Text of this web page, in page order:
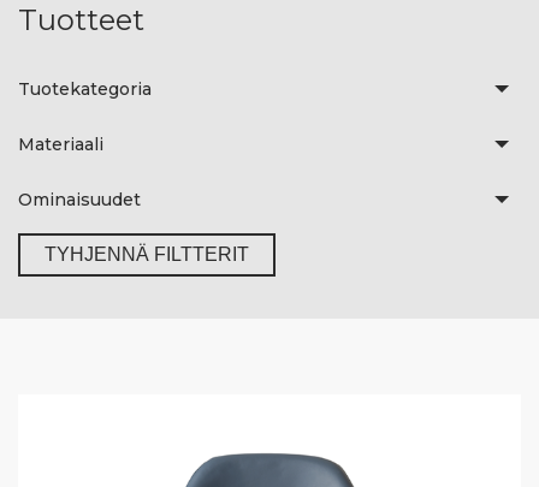
Tuotteet
Tuotekategoria
Materiaali
Ominaisuudet
TYHJENNÄ FILTTERIT